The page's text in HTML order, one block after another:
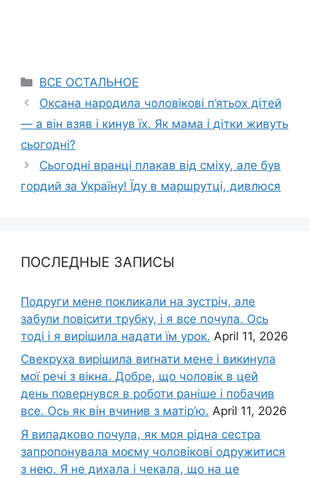
Categories
ВСЕ ОСТАЛЬНОЕ
Оксана нарoдила чоловікові п’ятьох дітей
— а він взяв і кинув їх. Як мама і дітки живуть
сьогодні?
Сьогодні вранці плакав від сміху, але був
гордий за Україну! Їду в маршрутці, дивлюся
ПОСЛЕДНЫЕ ЗАПИСЫ
Подруги мене покликали на зустріч, але
забули повісити трубку, і я все почула. Ось
тоді і я вирішила надати їм урок. April 11, 2026
Свекруха вирішила виrнати мене і викинула
мої речі з вікна. Добре, що чоловік в цей
день повернувся в роботи раніше і побачив
все. Ось як він вчинив з матір’ю. April 11, 2026
Я випадково почула, як моя рідна сестра
запропонувала моєму чоловікові одружитися
з нею. Я не дихала і чекала, що на це